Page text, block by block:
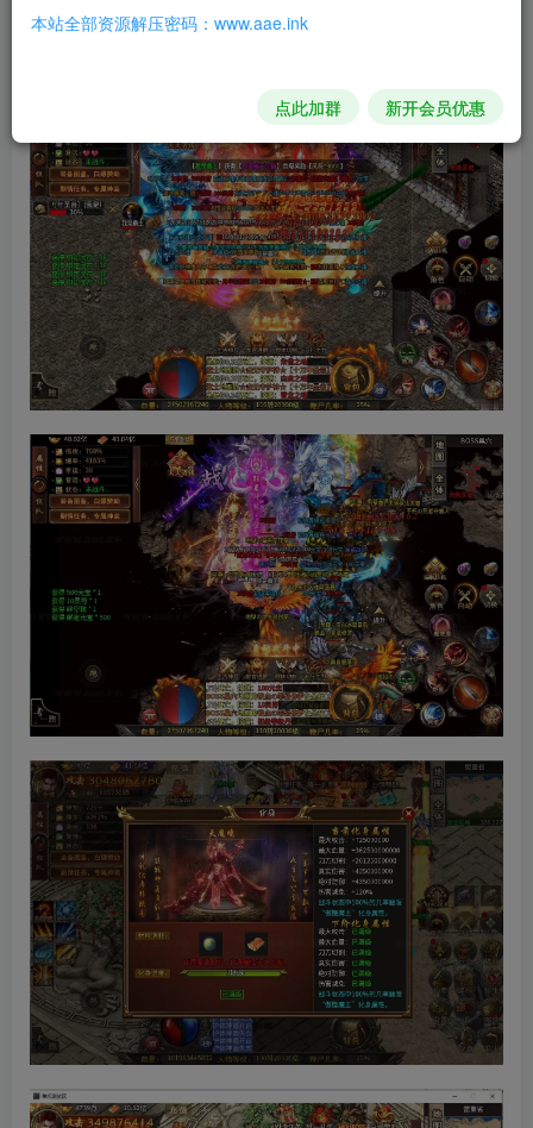
本站全部资源解压密码：www.aae.ink
点此加群 新开会员优惠